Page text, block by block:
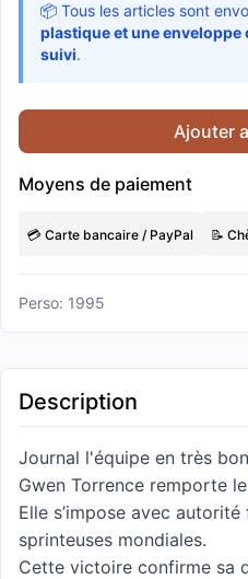
📦 Tous les articles sont
plastique et une enveloppe
suivi.
Ajouter
Moyens de paiement
💳 Carte bancaire / PayPal 📝
Perso: 1995
Description
Journal l'équipe en très
Gwen Torrence remporte
Elle s’impose avec
sprinteuses mondiales.
Cette victoire confirme sa